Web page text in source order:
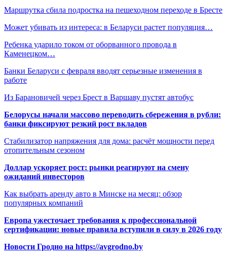
Маршрутка сбила подростка на пешеходном переходе в Бресте
Может убивать из интереса: в Беларуси растет популяция…
Ребенка ударило током от оборванного провода в
Каменецком…
Банки Беларуси с февраля вводят серьезные изменения в
работе
Из Барановичей через Брест в Варшаву пустят автобус
Белорусы начали массово переводить сбережения в рубли:
банки фиксируют резкий рост вкладов
Стабилизатор напряжения для дома: расчёт мощности перед
отопительным сезоном
Доллар ускоряет рост: рынки реагируют на смену
ожиданий инвесторов
Как выбрать аренду авто в Минске на месяц: обзор
популярных компаний
Европа ужесточает требования к профессиональной
сертификации: новые правила вступили в силу в 2026 году
Новости Гродно на https://avgrodno.by